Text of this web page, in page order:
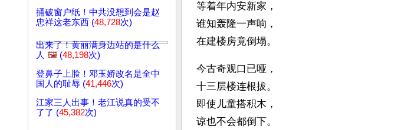
捅破窗户纸！中共没想到会是赵
忠祥这老东西 (48,728次)
出来了！黄丽满身边站的是什么
人 🖼️ (48,198次)
登鼻子上脸！邓玉娇改名是全中
国人的耻辱 (41,446次)
江家三人出事！老江说真的受不
了了 (45,382次)
等着年内安新家，
谁知轰隆一声响，
在建楼房竟倒塌。
今古奇观口已哑，
十三层楼连根拔。
即使儿童搭积木，
谅也不会都倒下。